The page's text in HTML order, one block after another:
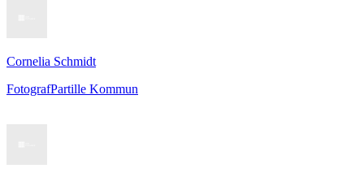
Cornelia Schmidt
FotografPartille Kommun